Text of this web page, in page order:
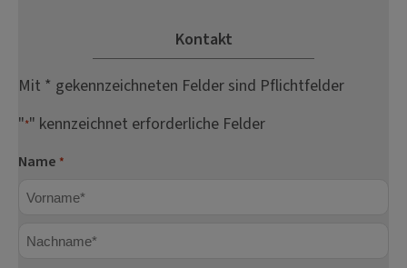
Kontakt
Mit * gekennzeichneten Felder sind Pflichtfelder
"*" kennzeichnet erforderliche Felder
Name *